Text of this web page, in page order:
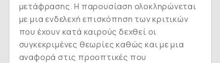
μετάφρασης. Η παρουσίαση ολοκληρώνεται
με μια ενδελεχή επισκόπηση των κριτικών
που έχουν κατά καιρούς δεχθεί οι
συγκεκριμένες θεωρίες καθώς και με μια
αναφορά στις προοπτικές που